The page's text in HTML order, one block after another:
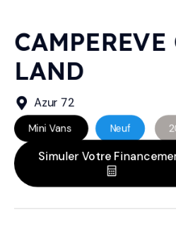
CAMPEREVE
LAND
Azur 72
Mini Vans Neuf
Simuler Votre